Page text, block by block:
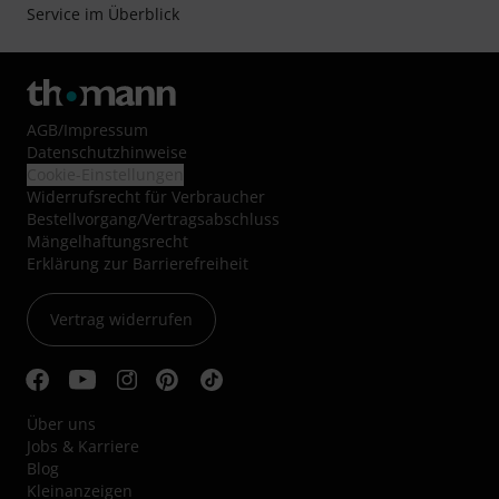
Service im Überblick
AGB/Impressum
Datenschutzhinweise
Widerrufsrecht für Verbraucher
Bestellvorgang/Vertragsabschluss
Mängelhaftungsrecht
Erklärung zur Barrierefreiheit
Vertrag widerrufen
Über uns
Jobs & Karriere
Blog
Kleinanzeigen